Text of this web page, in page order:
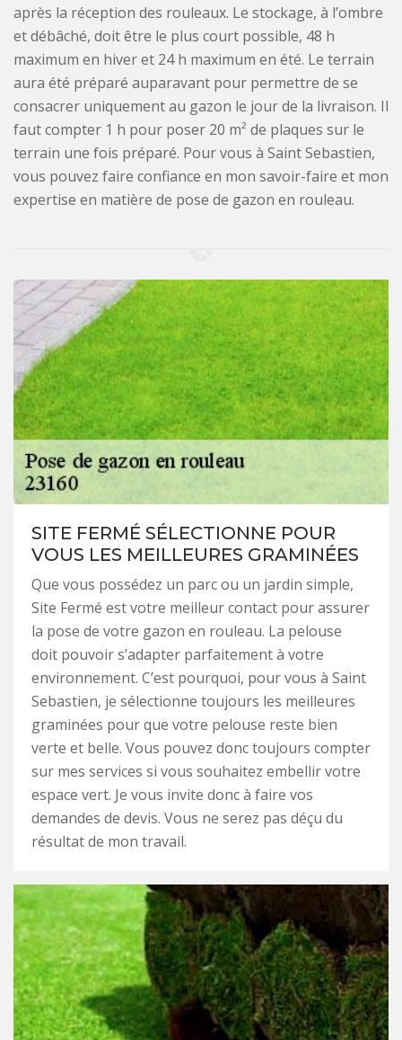
après la réception des rouleaux. Le stockage, à l’ombre
et débâché, doit être le plus court possible, 48 h
maximum en hiver et 24 h maximum en été. Le terrain
aura été préparé auparavant pour permettre de se
consacrer uniquement au gazon le jour de la livraison. Il
faut compter 1 h pour poser 20 m² de plaques sur le
terrain une fois préparé. Pour vous à Saint Sebastien,
vous pouvez faire confiance en mon savoir-faire et mon
expertise en matière de pose de gazon en rouleau.
SITE FERMÉ SÉLECTIONNE POUR
VOUS LES MEILLEURES GRAMINÉES
Que vous possédez un parc ou un jardin simple,
Site Fermé est votre meilleur contact pour assurer
la pose de votre gazon en rouleau. La pelouse
doit pouvoir s’adapter parfaitement à votre
environnement. C’est pourquoi, pour vous à Saint
Sebastien, je sélectionne toujours les meilleures
graminées pour que votre pelouse reste bien
verte et belle. Vous pouvez donc toujours compter
sur mes services si vous souhaitez embellir votre
espace vert. Je vous invite donc à faire vos
demandes de devis. Vous ne serez pas déçu du
résultat de mon travail.